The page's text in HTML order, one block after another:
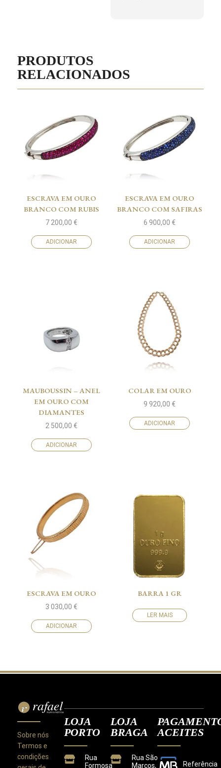
PRODUTOS
RELACIONADOS
ESCRAVA EM OURO
BRANCO COM RUBIS
7 200,00 €
ADICIONAR
ESCRAVA EM OURO
BRANCO COM SAFIRAS
6 900,00 €
ADICIONAR
MAUBOUSSIN – ANEL
EM OURO COM
DIAMANTES
2 500,00 €
ADICIONAR
COLAR EM OURO
9 920,00 €
ADICIONAR
ESCRAVA EM OURO
3 030,00 €
ADICIONAR
BARRA 1 GR
LER MAIS
Sobre nós
Termos e
condições
LOJA
PORTO
Rua
Formosa
LOJA
BRAGA
Rua São
Marcos,
ACEITES
Referência